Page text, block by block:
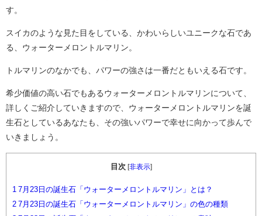
す。
スイカのような見た目をしている、かわいらしいユニークな石であ
る、ウォーターメロントルマリン。
トルマリンのなかでも、パワーの強さは一番だともいえる石です。
希少価値の高い石でもあるウォーターメロントルマリンについて、
詳しくご紹介していきますので、ウォーターメロントルマリンを誕
生石としているあなたも、その強いパワーで幸せに向かって歩んで
いきましょう。
目次 [非表示]
1
7月23日の誕生石「ウォーターメロントルマリン」とは？
2 7月23日の誕生石「ウォーターメロントルマリン」の色の種類